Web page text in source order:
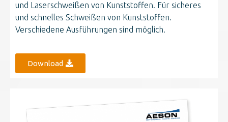
und Laserschweißen von Kunststoffen. Für sicheres
und schnelles Schweißen von Kunststoffen.
Verschiedene Ausführungen sind möglich.
Download